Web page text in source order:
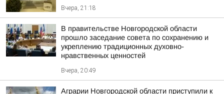
Вчера, 21:18
В правительстве Новгородской области
прошло заседание совета по сохранению и
укреплению традиционных духовно-
нравственных ценностей
Вчера, 20:49
Аграрии Новгородской области приступили к